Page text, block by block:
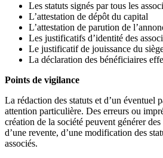
Les statuts signés par tous les
L’attestation de dépôt du capital
L’attestation de parution de
Les justificatifs d’identité des
Le justificatif de jouissance du
La déclaration des bénéficiaires
Points de vigilance
La rédaction des statuts et d’un éventuel
attention particulière. Des erreurs ou
création de la société peuvent générer
d’une revente, d’une modification des
associés.